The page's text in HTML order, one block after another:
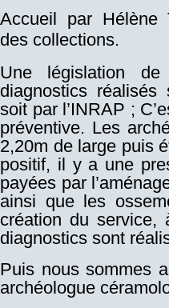
Accueil par Hélène
des collections.
Une législation
diagnostics
soit par l’INRAP ;
préventive. Les
2,20m de large puis
positif, il y a une
payées par
ainsi que les
création du
diagnostics sont
Puis nous sommes
archéologue